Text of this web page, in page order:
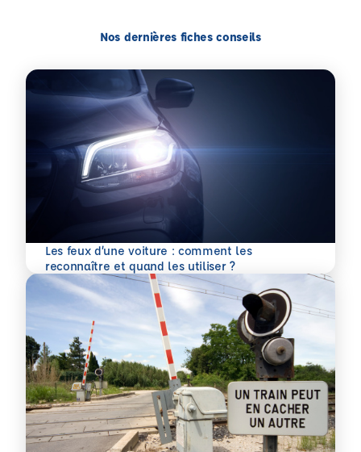
Nos dernières fiches conseils
Les feux d’une voiture : comment les
reconnaître et quand les utiliser ?
En savoir plus